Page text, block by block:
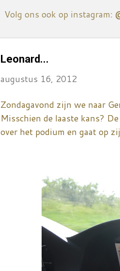
Volg ons ook op instagram:
Leonard...
augustus 16, 2012
Zondagavond zijn we naar
Misschien de laaste kans?
over het podium en gaat op